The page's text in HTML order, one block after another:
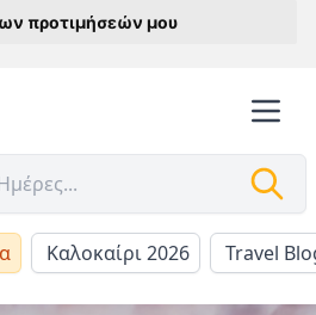
προτιμήσεών μου
Καλοκαίρι 2026 Travel